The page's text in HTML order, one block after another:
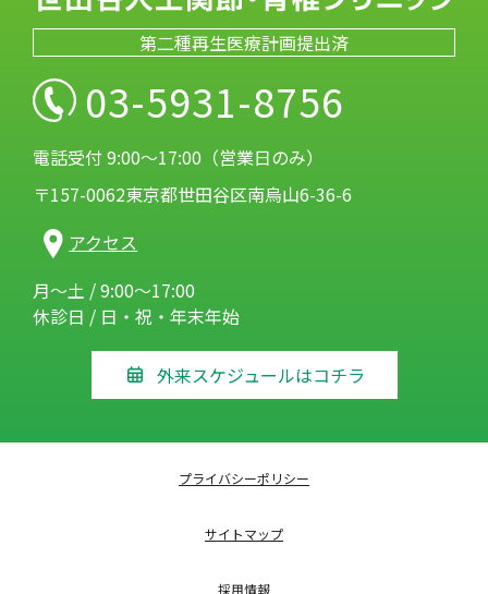
第二種再生医療計画提出済
03-5931-8756
電話受付 9:00～17:00（営業日のみ）
〒157-0062東京都世田谷区南烏山6-36-6
アクセス
月～土 / 9:00～17:00
休診日 / 日・祝・年末年始
外来スケジュールはコチラ
プライバシーポリシー
サイトマップ
採用情報